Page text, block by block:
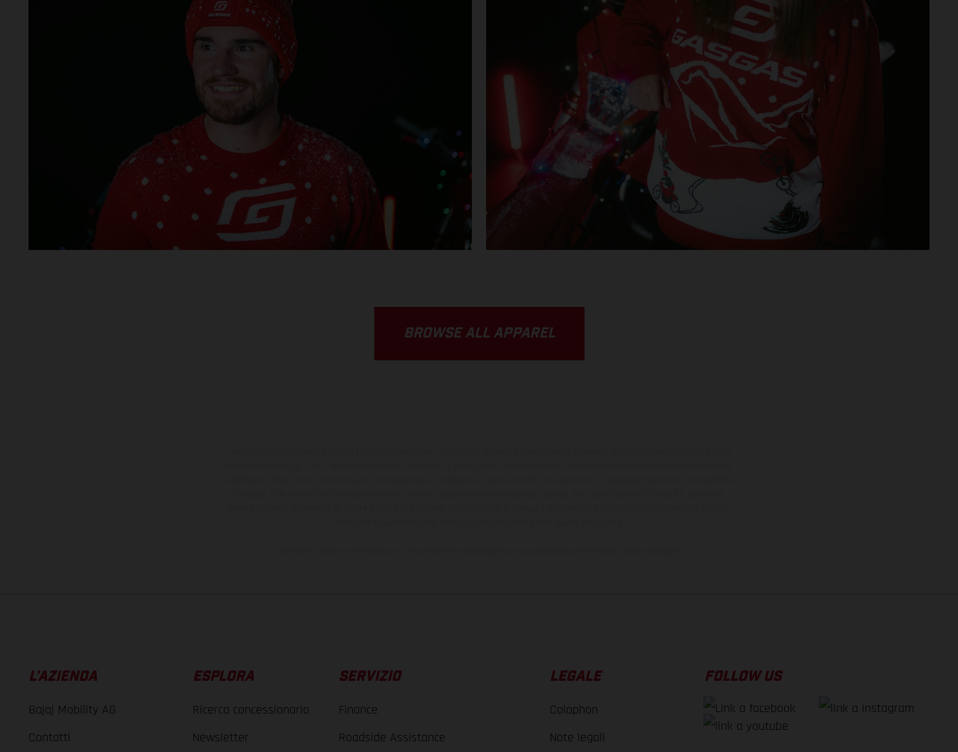
BROWSE ALL APPAREL
L’AZIENDA
Bajaj Mobility AG
Contatti
ESPLORA
Ricerca concessionario
Newsletter
SERVIZIO
Finance
Roadside Assistance
LEGALE
Colophon
Note legali
FOLLOW US